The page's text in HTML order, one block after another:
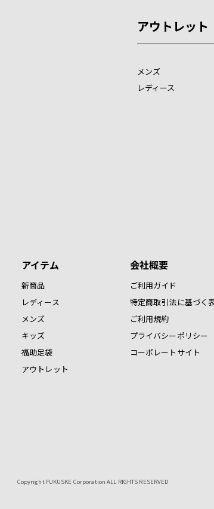
アウトレット
メンズ
レディース
アイテム
新商品
レディース
メンズ
キッズ
福助足袋
アウトレット
会社概要
ご利用ガイド
特定商取引法に基づく
ご利用規約
プライバシーポリシー
コーポレートサイト
Copyright FUKUSKE Corporation ALL RIGHTS RESERVED